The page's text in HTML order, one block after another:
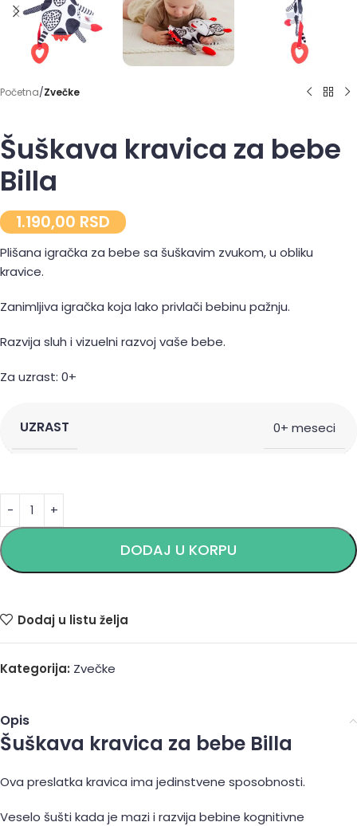
Početna Zvečke
Šuškava kravica za bebe
Billa
1.190,00 RSD
Plišana igračka za bebe sa šuškavim zvukom, u obliku
kravice.
Zanimljiva igračka koja lako privlači bebinu pažnju.
Razvija sluh i vizuelni razvoj vaše bebe.
Za uzrast: 0+
UZRAST 0+ meseci
DODAJ U KORPU
Alternative:
Dodaj u listu želja
Kategorija: Zvečke
Opis
Šuškava kravica za bebe Billa
Ova preslatka kravica ima jedinstvene sposobnosti.
Veselo šušti kada je mazi i razvija bebine kognitivne